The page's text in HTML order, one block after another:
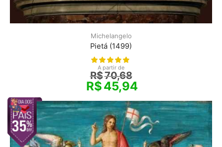
Michelangelo
Pietá (1499)
A partir de
R$70,68
R$45,94